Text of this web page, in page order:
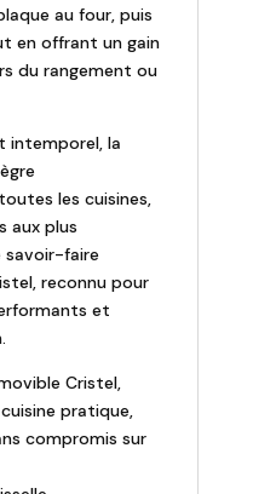
au four, puis
en offrant un gain
du rangement ou
intemporel, la
les cuisines,
aux plus
savoir-faire
reconnu pour
et
Cristel,
pratique,
compromis sur